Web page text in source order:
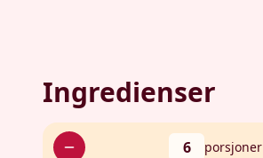
Ingredienser
6 porsjoner